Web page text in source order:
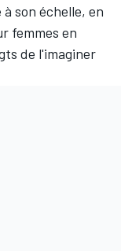
son échelle, en
femmes en
de l'imaginer